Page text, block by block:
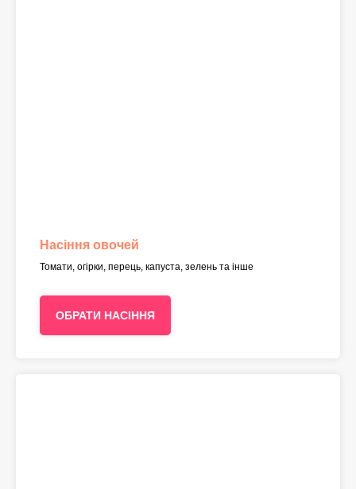
Насіння овочей
Томати, огірки, перець, капуста, зелень та інше
ОБРАТИ НАСІННЯ